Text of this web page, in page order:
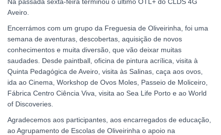
Aveiro.
Encerrámos com um grupo da Freguesia de Oliveirinha, foi uma
semana de aventuras, descobertas, aquisição de novos
conhecimentos e muita diversão, que vão deixar muitas
saudades. Desde paintball, oficina de pintura acrílica, visita à
Quinta Pedagógica de Aveiro, visita às Salinas, caça aos ovos,
ida ao Cinema, Workshop de Ovos Moles, Passeio de Moliceiro,
Fábrica Centro Ciência Viva, visita ao Sea Life Porto e ao World
of Discoveries.
Agradecemos aos participantes, aos encarregados de educação,
ao Agrupamento de Escolas de Oliveirinha o apoio na